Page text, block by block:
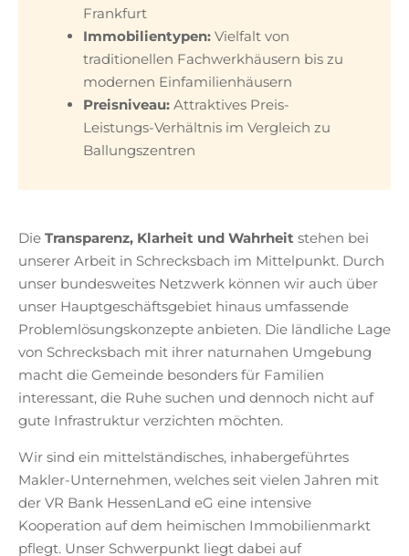
Frankfurt
Immobilientypen: Vielfalt von
traditionellen Fachwerkhäusern bis zu
modernen Einfamilienhäusern
Preisniveau: Attraktives Preis-
Leistungs-Verhältnis im Vergleich zu
Ballungszentren
Die Transparenz, Klarheit und Wahrheit stehen bei
unserer Arbeit in Schrecksbach im Mittelpunkt. Durch
unser bundesweites Netzwerk können wir auch über
unser Hauptgeschäftsgebiet hinaus umfassende
Problemlösungskonzepte anbieten. Die ländliche Lage
von Schrecksbach mit ihrer naturnahen Umgebung
macht die Gemeinde besonders für Familien
interessant, die Ruhe suchen und dennoch nicht auf
gute Infrastruktur verzichten möchten.
Wir sind ein mittelständisches, inhabergeführtes
Makler-Unternehmen, welches seit vielen Jahren mit
der VR Bank HessenLand eG eine intensive
Kooperation auf dem heimischen Immobilienmarkt
pflegt. Unser Schwerpunkt liegt dabei auf